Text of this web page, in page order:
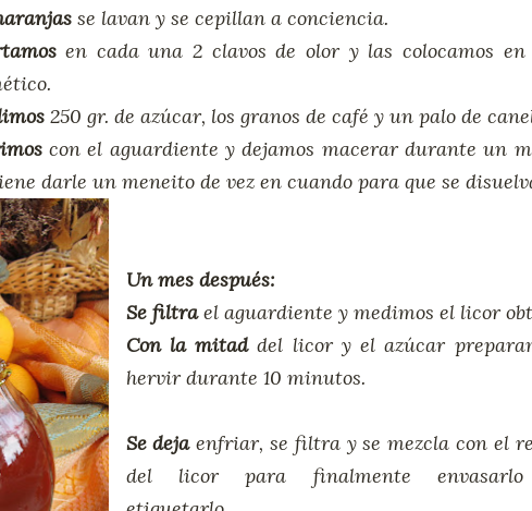
se lavan y se cepillan a conciencia.
en cada una 2 clavos de olor y las colocamos
250 gr. de azúcar, los granos de café y un palo de
con el aguardiente y dejamos macerar durante un
darle un meneito de vez en cuando para que se
Un mes después:
Se filtrael aguardiente y medimos el licor
Con la mitaddel licor y el azúcar
hervir durante 10 minutos.
Se dejaenfriar, se filtra y se mezcla con el
del licor para finalmente